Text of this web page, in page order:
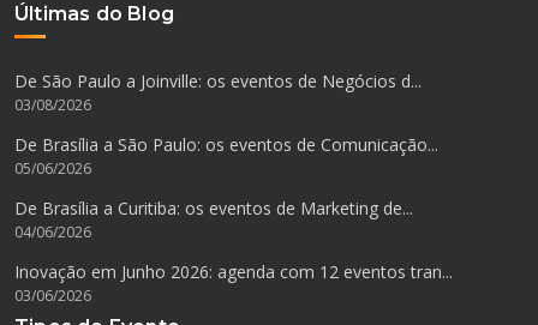
Últimas do Blog
De São Paulo a Joinville: os eventos de Negócios d...
03/08/2026
De Brasília a São Paulo: os eventos de Comunicação...
05/06/2026
De Brasília a Curitiba: os eventos de Marketing de...
04/06/2026
Inovação em Junho 2026: agenda com 12 eventos tran...
03/06/2026